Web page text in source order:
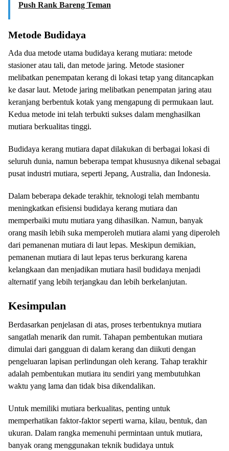
Push Rank Bareng Teman
Metode Budidaya
Ada dua metode utama budidaya kerang mutiara: metode
stasioner atau tali, dan metode jaring. Metode stasioner
melibatkan penempatan kerang di lokasi tetap yang ditancapkan
ke dasar laut. Metode jaring melibatkan penempatan jaring atau
keranjang berbentuk kotak yang mengapung di permukaan laut.
Kedua metode ini telah terbukti sukses dalam menghasilkan
mutiara berkualitas tinggi.
Budidaya kerang mutiara dapat dilakukan di berbagai lokasi di
seluruh dunia, namun beberapa tempat khususnya dikenal sebagai
pusat industri mutiara, seperti Jepang, Australia, dan Indonesia.
Dalam beberapa dekade terakhir, teknologi telah membantu
meningkatkan efisiensi budidaya kerang mutiara dan
memperbaiki mutu mutiara yang dihasilkan. Namun, banyak
orang masih lebih suka memperoleh mutiara alami yang diperoleh
dari pemanenan mutiara di laut lepas. Meskipun demikian,
pemanenan mutiara di laut lepas terus berkurang karena
kelangkaan dan menjadikan mutiara hasil budidaya menjadi
alternatif yang lebih terjangkau dan lebih berkelanjutan.
Kesimpulan
Berdasarkan penjelasan di atas, proses terbentuknya mutiara
sangatlah menarik dan rumit. Tahapan pembentukan mutiara
dimulai dari gangguan di dalam kerang dan diikuti dengan
pengeluaran lapisan perlindungan oleh kerang. Tahap terakhir
adalah pembentukan mutiara itu sendiri yang membutuhkan
waktu yang lama dan tidak bisa dikendalikan.
Untuk memiliki mutiara berkualitas, penting untuk
memperhatikan faktor-faktor seperti warna, kilau, bentuk, dan
ukuran. Dalam rangka memenuhi permintaan untuk mutiara,
banyak orang menggunakan teknik budidaya untuk